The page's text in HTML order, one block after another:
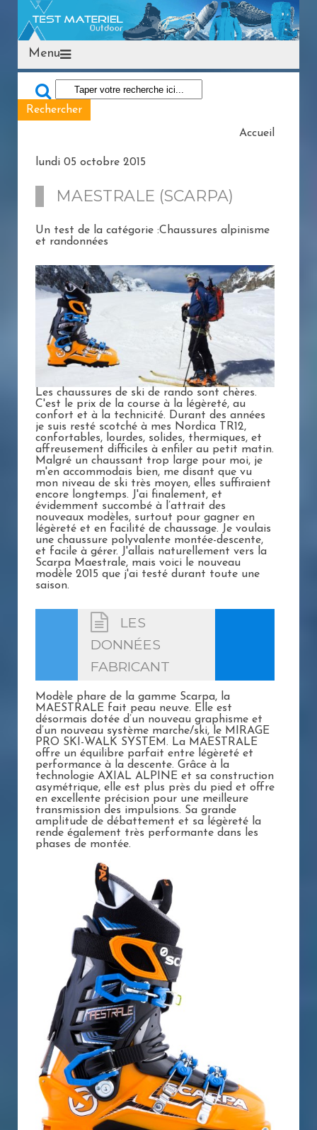
Menu
Accueil
lundi 05 octobre 2015
MAESTRALE (SCARPA)
Un test de la catégorie :Chaussures alpinisme
et randonnées
Les chaussures de ski de rando sont chères.
C'est le prix de la course à la légèreté, au
confort et à la technicité. Durant des années
je suis resté scotché à mes Nordica TR12,
confortables, lourdes, solides, thermiques, et
affreusement difficiles à enfiler au petit matin.
Malgré un chaussant trop large pour moi, je
m'en accommodais bien, me disant que vu
mon niveau de ski très moyen, elles suffiraient
encore longtemps. J'ai finalement, et
évidemment succombé à l’attrait des
nouveaux modèles, surtout pour gagner en
légèreté et en facilité de chaussage. Je voulais
une chaussure polyvalente montée-descente,
et facile à gérer. J'allais naturellement vers la
Scarpa Maestrale, mais voici le nouveau
modèle 2015 que j'ai testé durant toute une
saison.
LES
DONNÉES
FABRICANT
Modèle phare de la gamme Scarpa, la
MAESTRALE fait peau neuve. Elle est
désormais dotée d’un nouveau graphisme et
d’un nouveau système marche/ski, le MIRAGE
PRO SKI-WALK SYSTEM. La MAESTRALE
offre un équilibre parfait entre légèreté et
performance à la descente. Grâce à la
technologie AXIAL ALPINE et sa construction
asymétrique, elle est plus près du pied et offre
en excellente précision pour une meilleure
transmission des impulsions. Sa grande
amplitude de débattement et sa légèreté la
rende également très performante dans les
phases de montée.